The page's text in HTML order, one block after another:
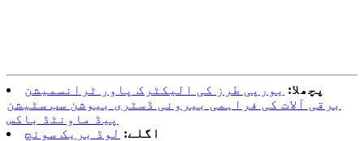
پچھلا: یورپی طرز کی الیکٹرک پاور ٹرانسمیشن
برقی آلات کی فراہمی بیرونی ڈسٹری بیوشن سب سٹیشن
پیڈ ماونٹڈ باکس
اگلے: لوڈ بریک سوئچ